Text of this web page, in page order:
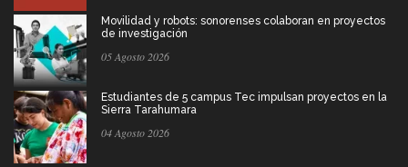
Movilidad y robots: sonorenses colaboran en proyectos
de investigación
05 Agosto 2026
Estudiantes de 5 campus Tec impulsan proyectos en la
Sierra Tarahumara
04 Agosto 2026